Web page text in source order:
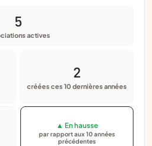
5
actives
2
créées ces 10 dernières années
▲ En hausse
par rapport aux 10 années
précédentes